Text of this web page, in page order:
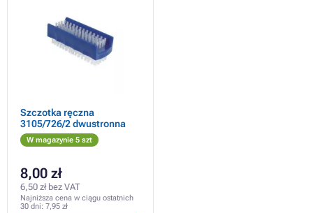
Szczotka ręczna
3105/726/2 dwustronna
W magazynie 5 szt
8,00 zł
6,50 zł bez VAT
Najniższa cena w ciągu ostatnich
30 dni: 7,95 zł